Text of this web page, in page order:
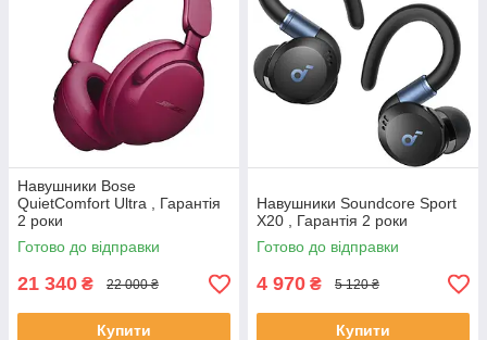
Навушники Bose
QuietComfort Ultra , Гарантія
2 роки
Готово до відправки
21 340 ₴ 22 000 ₴
Купити
Навушники Soundcore Sport
X20 , Гарантія 2 роки
Готово до відправки
4 970 ₴ 5 120 ₴
Купити